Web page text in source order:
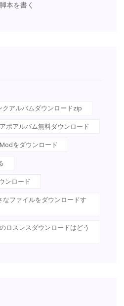
本を書く
アルバムダウンロードzip
ボアルバム無料ダウンロード
をダウンロード
ンロード
なファイルをダウンロードす
ロスレスダウンロードはどう